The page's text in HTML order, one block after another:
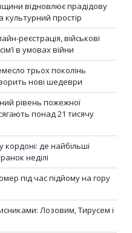
відновлює прадідову
культурний простір
реєстрація, військові
в умовах війни
трьох поколінь
нові шедеври
рівень пожежної
понад 21 тисячу
кордоні: де найбільші
неділі
під час підйому на гору
Лозовим, Тирусем і